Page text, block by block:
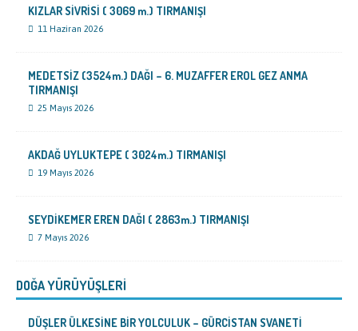
KIZLAR SİVRİSİ ( 3069 m.) TIRMANIŞI
11 Haziran 2026
MEDETSİZ (3524m.) DAĞI – 6. MUZAFFER EROL GEZ ANMA
TIRMANIŞI
25 Mayıs 2026
AKDAĞ UYLUKTEPE ( 3024m.) TIRMANIŞI
19 Mayıs 2026
SEYDİKEMER EREN DAĞI ( 2863m.) TIRMANIŞI
7 Mayıs 2026
DOĞA YÜRÜYÜŞLERİ
DÜŞLER ÜLKESİNE BİR YOLCULUK – GÜRCİSTAN SVANETİ